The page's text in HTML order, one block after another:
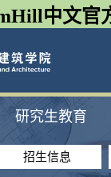
中文官
研究生教育
招生信息